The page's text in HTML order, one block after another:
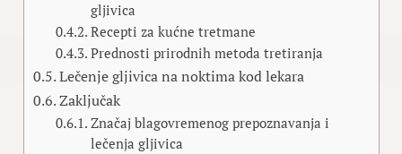
gljivica
Recepti za kućne tretmane
Prednosti prirodnih metoda tretiranja
Lečenje gljivica na noktima kod lekara
Zaključak
Značaj blagovremenog prepoznavanja i
lečenja gljivica